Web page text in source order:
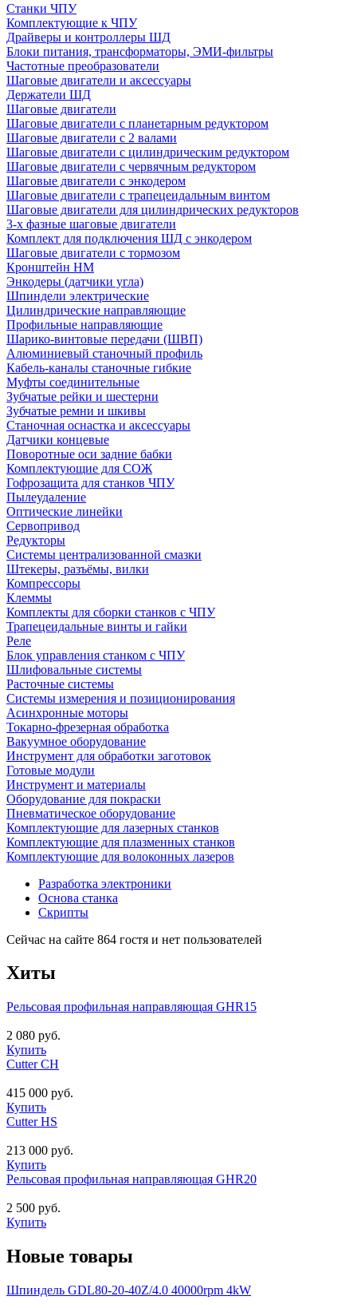
Станки ЧПУ
Комплектующие к ЧПУ
Драйверы и контроллеры ШД
Блоки питания, трансформаторы, ЭМИ-фильтры
Частотные преобразователи
Шаговые двигатели и аксессуары
Держатели ШД
Шаговые двигатели
Шаговые двигатели с планетарным редуктором
Шаговые двигатели с 2 валами
Шаговые двигатели с цилиндрическим редуктором
Шаговые двигатели с червячным редуктором
Шаговые двигатели с энкодером
Шаговые двигатели с трапецеидальным винтом
Шаговые двигатели для цилиндрических редукторов
3-х фазные шаговые двигатели
Комплект для подключения ШД с энкодером
Шаговые двигатели с тормозом
Кронштейн HM
Энкодеры (датчики угла)
Шпиндели электрические
Цилиндрические направляющие
Профильные направляющие
Шарико-винтовые передачи (ШВП)
Алюминиевый станочный профиль
Кабель-каналы станочные гибкие
Муфты соединительные
Зубчатые рейки и шестерни
Зубчатые ремни и шкивы
Станочная оснастка и аксессуары
Датчики концевые
Поворотные оси задние бабки
Комплектующие для СОЖ
Гофрозащита для станков ЧПУ
Пылеудаление
Оптические линейки
Сервопривод
Редукторы
Системы централизованной смазки
Штекеры, разъёмы, вилки
Компрессоры
Клеммы
Комплекты для сборки станков с ЧПУ
Трапецеидальные винты и гайки
Реле
Блок управления станком с ЧПУ
Шлифовальные системы
Расточные системы
Системы измерения и позиционирования
Асинхронные моторы
Токарно-фрезерная обработка
Вакуумное оборудование
Инструмент для обработки заготовок
Готовые модули
Инструмент и материалы
Оборудование для покраски
Пневматическое оборудование
Комплектующие для лазерных станков
Комплектующие для плазменных станков
Комплектующие для волоконных лазеров
Разработка электроники
Основа станка
Скрипты
Сейчас на сайте 864 гостя и нет пользователей
Хиты
Рельсовая профильная направляющая GHR15
2 080 руб.
Купить
Cutter CH
415 000 руб.
Купить
Cutter HS
213 000 руб.
Купить
Рельсовая профильная направляющая GHR20
2 500 руб.
Купить
Новые товары
Шпиндель GDL80-20-40Z/4.0 40000rpm 4kW